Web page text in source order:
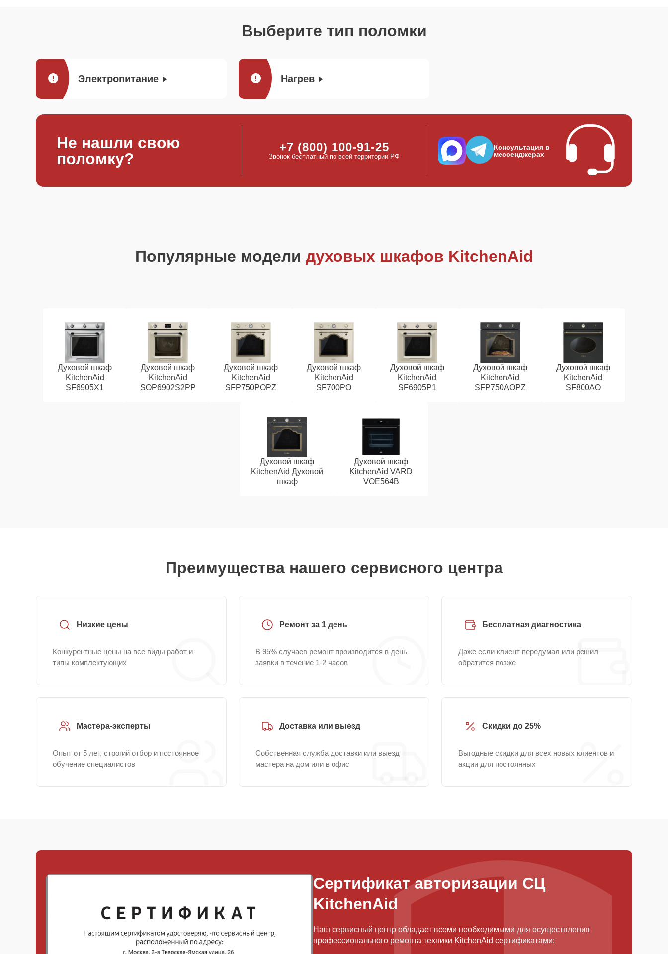
Выберите тип поломки
Электропитание Нагрев
Не нашли свою
поломку?
+7 (800) 100-91-25
Звонок бесплатный по всей территории РФ
Консультация в
мессенджерах
Популярные модели духовых шкафов KitchenAid
Духовой шкаф
KitchenAid
SF6905X1
Духовой шкаф
KitchenAid
SOP6902S2PP
Духовой шкаф
KitchenAid
SFP750POPZ
Духовой шкаф
KitchenAid
SF700PO
Духовой шкаф
KitchenAid
SF6905P1
Духовой шкаф
KitchenAid
SFP750AOPZ
Духовой шкаф
KitchenAid
SF800AO
Духовой шкаф
KitchenAid Духовой
шкаф
Духовой шкаф
KitchenAid VARD
VOE564B
Преимущества нашего сервисного центра
Низкие цены
Конкурентные цены на все виды работ и
типы комплектующих
Ремонт за 1 день
В 95% случаев ремонт производится в день
заявки в течение 1-2 часов
Бесплатная диагностика
Даже если клиент передумал или решил
обратится позже
Мастера-эксперты
Опыт от 5 лет, строгий отбор и постоянное
обучение специалистов
Доставка или выезд
Собственная служба доставки или выезд
мастера на дом или в офис
Скидки до 25%
Выгодные скидки для всех новых клиентов и
акции для постоянных
Сертификат авторизации СЦ
KitchenAid
Наш сервисный центр обладает всеми необходимыми для осуществления
профессионального ремонта техники KitchenAid сертификатами: